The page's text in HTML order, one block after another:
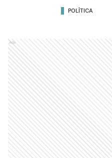
POLÍTICA
Ads